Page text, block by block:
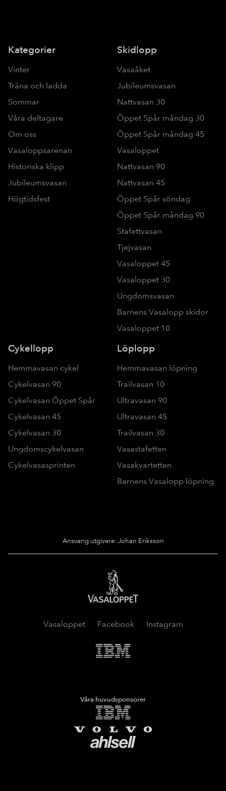
Kategorier
Vinter
Träna och ladda
Sommar
Våra deltagare
Om oss
Vasaloppsarenan
Historiska klipp
Jubileumsvasan
Högtidsfest
Skidlopp
Vasaåket
Jubileumsvasan
Nattvasan 30
Öppet Spår måndag 30
Öppet Spår måndag 45
Vasaloppet
Nattvasan 90
Nattvasan 45
Öppet Spår söndag
Öppet Spår måndag 90
Stafettvasan
Tjejvasan
Vasaloppet 45
Vasaloppet 30
Ungdomsvasan
Barnens Vasalopp skidor
Vasaloppet 10
Cykellopp
Hemmavasan cykel
Cykelvasan 90
Cykelvasan Öppet Spår
Cykelvasan 45
Cykelvasan 30
Ungdomscykelvasan
Cykelvasasprinten
Löplopp
Hemmavasan löpning
Trailvasan 10
Ultravasan 90
Ultravasan 45
Trailvasan 30
Vasastafetten
Vasakvartetten
Barnens Vasalopp löpning
Ansvarig utgivare: Johan Eriksson
Vasaloppet
Vasaloppet Facebook Instagram
IMB
Våra huvudsponsorer
IMB
Volvo
Ahlsell